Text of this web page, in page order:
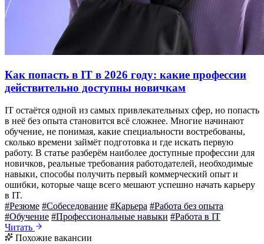
Как попасть в IT в 2026 году: какие профессии
действительно доступны новичкам
IT остаётся одной из самых привлекательных сфер, но попасть
в неё без опыта становится всё сложнее. Многие начинают
обучение, не понимая, какие специальности востребованы,
сколько времени займёт подготовка и где искать первую
работу. В статье разберём наиболее доступные профессии для
новичков, реальные требования работодателей, необходимые
навыки, способы получить первый коммерческий опыт и
ошибки, которые чаще всего мешают успешно начать карьеру
в IT.
#Резюме #Собеседование #Карьера #Работа без опыта
#Обучение #Профессиональные навыки #Работа в IT
Читать
Похожие вакансии